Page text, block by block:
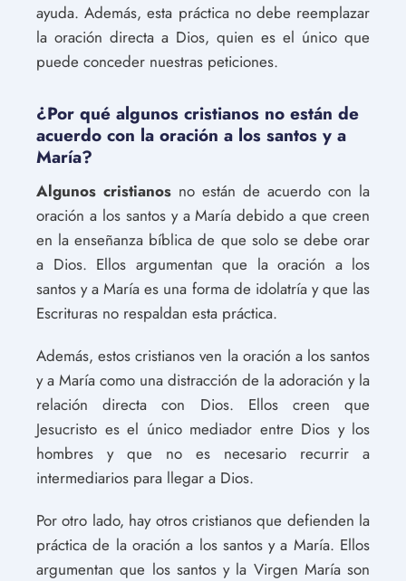
ayuda. Además, esta práctica no debe reemplazar
la oración directa a Dios, quien es el único que
puede conceder nuestras peticiones.
¿Por qué algunos cristianos no están de
acuerdo con la oración a los santos y a
María?
Algunos cristianos no están de acuerdo con la
oración a los santos y a María debido a que creen
en la enseñanza bíblica de que solo se debe orar
a Dios. Ellos argumentan que la oración a los
santos y a María es una forma de idolatría y que las
Escrituras no respaldan esta práctica.
Además, estos cristianos ven la oración a los santos
y a María como una distracción de la adoración y la
relación directa con Dios. Ellos creen que
Jesucristo es el único mediador entre Dios y los
hombres y que no es necesario recurrir a
intermediarios para llegar a Dios.
Por otro lado, hay otros cristianos que defienden la
práctica de la oración a los santos y a María. Ellos
argumentan que los santos y la Virgen María son